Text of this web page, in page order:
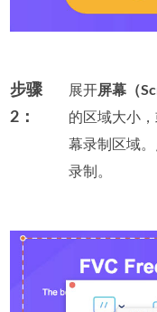
步骤
2：
展开屏幕（
的区域大小
幕录制区域
录制。